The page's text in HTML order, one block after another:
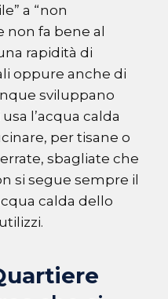
a “non
non fa bene al
rapidità di
oppure anche di
sviluppano
l’acqua calda
per tisane o
sbagliate che
si segue sempre il
calda dello